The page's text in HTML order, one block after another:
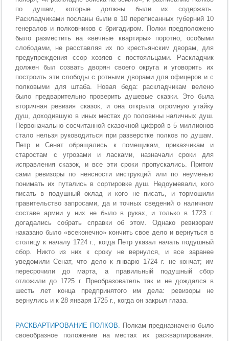
по душам, которые должны были их содержать.
Раскладчиками посланы были в 10 переписанных губерний 10
генералов и полковников с бригадиром. Полки предположено
было разместить на «вечные квартиры» поротно, особыми
слободами, не расставляя их по крестьянским дворам, для
предупреждения ссор хозяев с постояльцами. Раскладчик
должен был созвать дворян своего округа и уговорить их
построить эти слободы с ротными дворами для офицеров и с
полковыми для штаба. Новая беда: раскладчикам велено
было предварительно проверить душевые сказки. Это была
вторичная ревизия сказок, и она открыла огромную утайку
душ, доходившую в иных местах до половины наличных душ.
Первоначально сосчитанной сказочной цифрой в 5 миллионов
стало нельзя руководиться при разверстке полков по душам.
Петр и Сенат обращались к помещикам, приказчикам и
старостам с угрозами и ласками, назначали сроки для
исправления сказок, и все эти сроки пропускались. Притом
сами ревизоры по неясности инструкций или по неуменью
понимать их путались в сортировке душ. Недоумевали, кого
писать в подушный оклад и кого не писать, и тормошили
правительство запросами, да и точных сведений о наличном
составе армии у них не было в руках, и только в 1723 г.
догадались собрать справки об этом. Однако ревизорам
наказано было «всеконечно» кончить свое дело и вернуться в
столицу к началу 1724 г., когда Петр указал начать подушный
сбор. Никто из них к сроку не вернулся, и все заранее
уведомили Сенат, что дело к январю 1724 г. не кончат; им
пересрочили до марта, а правильный подушный сбор
отложили до 1725 г. Преобразователь так и не дождался в
шесть лет конца предпринятого им дела: ревизоры не
вернулись и к 28 января 1725 г., когда он закрыл глаза.
РАСКВАРТИРОВАНИЕ ПОЛКОВ. Полкам предназначено было
своеобразное положение на местах их расквартирования.